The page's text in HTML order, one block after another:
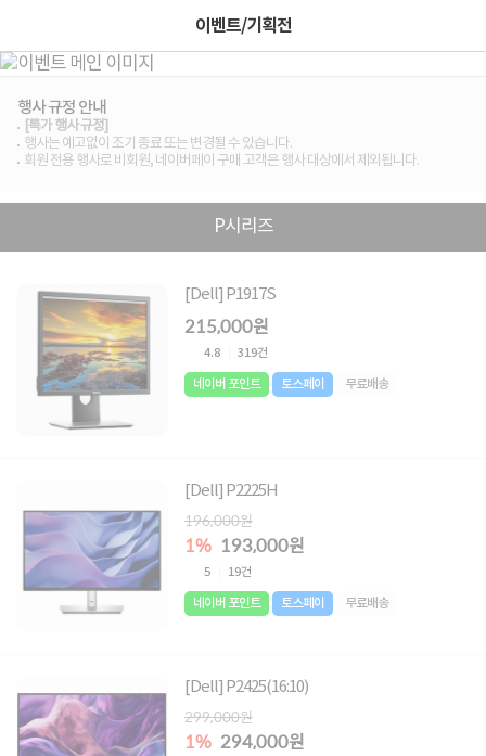
이벤트/기획전
행사 규정 안내
[특가 행사 규정]
행사는 예고없이 조기 종료 또는 변경될 수 있습니다.
회원 전용 행사로 비회원, 네이버페이 구매 고객은 행사 대상에서 제외됩니다.
P시리즈
[Dell] P1917S
215,000원
4.8 319건
네이버 포인트 토스페이 무료배송
[Dell] P2225H
196,000원
1% 193,000원
5 19건
네이버 포인트 토스페이 무료배송
[Dell] P2425(16:10)
299,000원
1% 294,000원